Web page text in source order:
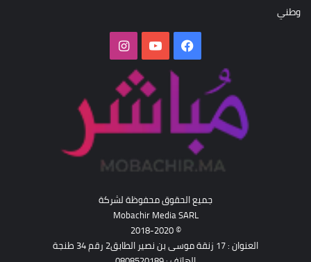
وطني
فيسبوك‫YouTubeانستقرام
جميع الحقوق محفوظة لشركة
Mobachir Media SARL
© 2018-2020
العنوان : 17 زنقة موسى بن نصير الطابق2 رقم 34 طنجة